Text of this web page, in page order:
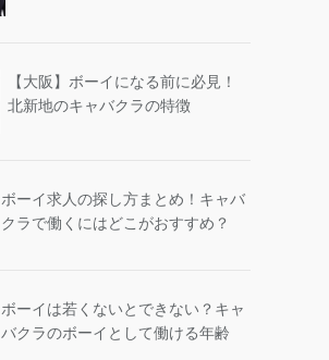
【大阪】ボーイになる前に必見！
北新地のキャバクラの特徴
ボーイ求人の探し方まとめ！キャバ
クラで働くにはどこがおすすめ？
ボーイは若くないとできない？キャ
バクラのボーイとして働ける年齢